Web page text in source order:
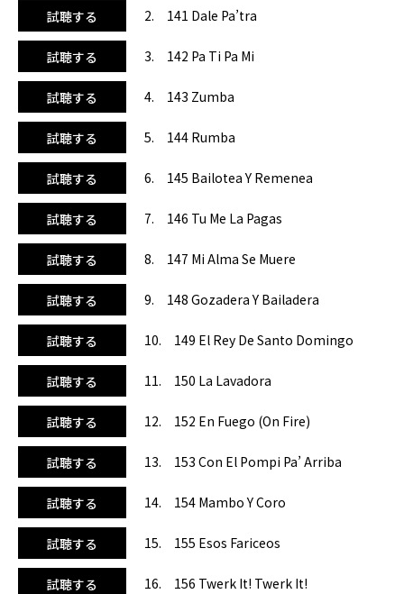
試聴する 2. 141 Dale Pa’tra
試聴する 3. 142 Pa Ti Pa Mi
試聴する 4. 143 Zumba
試聴する 5. 144 Rumba
試聴する 6. 145 Bailotea Y Remenea
試聴する 7. 146 Tu Me La Pagas
試聴する 8. 147 Mi Alma Se Muere
試聴する 9. 148 Gozadera Y Bailadera
試聴する 10. 149 El Rey De Santo Domingo
試聴する 11. 150 La Lavadora
試聴する 12. 152 En Fuego (On Fire)
試聴する 13. 153 Con El Pompi Pa’ Arriba
試聴する 14. 154 Mambo Y Coro
試聴する 15. 155 Esos Fariceos
試聴する 16. 156 Twerk It! Twerk It!